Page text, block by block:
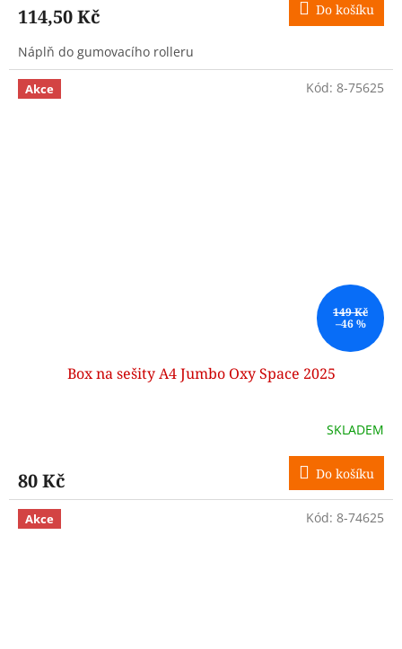
114,50 Kč Do košíku
Náplň do gumovacího rolleru
Akce
149 Kč
–46 %
Box na sešity A4 Jumbo Oxy Space 2025
SKLADEM
80 Kč Do košíku
Kód: 8-75625
Akce Kód: 8-74625